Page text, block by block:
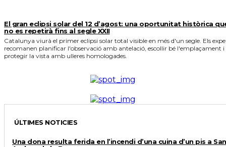
El gran eclipsi solar del 12 d’agost: una oportunitat històrica
no es repetirà fins al segle XXII
Catalunya viurà el primer eclipsi solar total visible en més d'un segle. Els
recomanen planificar l'observació amb antelació, escollir bé l'emplaçament i
protegir la vista amb ulleres homologades.
ÚLTIMES NOTICIES
Una dona resulta ferida en l’incendi d’una cuina d’un pis a